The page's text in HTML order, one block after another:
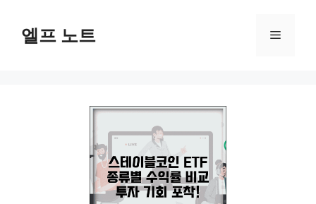
엘프 노트 메